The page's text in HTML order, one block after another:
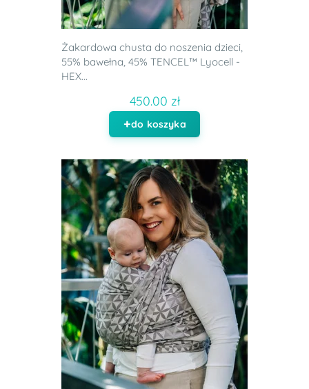
Żakardowa chusta do noszenia dzieci,
55% bawełna, 45% TENCEL™ Lyocell -
HEX...
450.00 zł
do koszyka